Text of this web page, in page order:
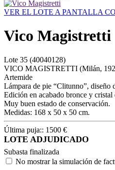
VER EL LOTE A PANTALLA
Vico Magistretti
Lote 35 (40040128)
VICO MAGISTRETTI (Milán,
Artemide
Lámpara de pie “Clitunno”, diseño
Edición en acabado bronce y cristal
Muy buen estado de conservación.
Medidas: 168 x 50 x 50 cm.
Última puja:: 1500 €
LOTE ADJUDICADO
Subasta finalizada
No mostrar la simulación de